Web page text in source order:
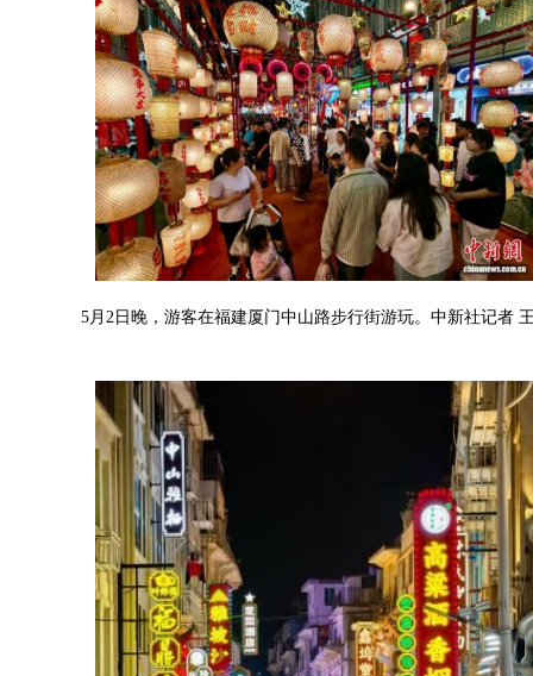
5月2日晚，游客在福建厦门中山路步行街游玩。中新社记者